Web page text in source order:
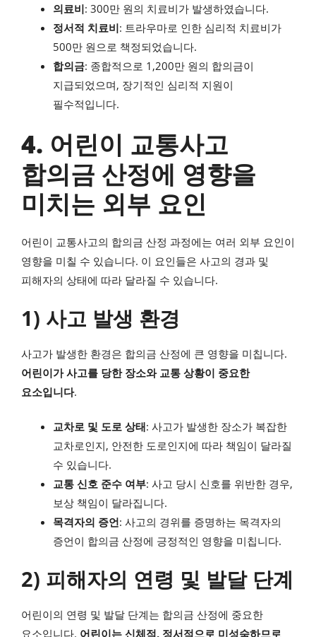
의료비: 300만 원의 치료비가 발생하였습니다.
정서적 치료비: 트라우마로 인한 심리적 치료비가
500만 원으로 책정되었습니다.
합의금: 종합적으로 1,200만 원의 합의금이
지급되었으며, 장기적인 심리적 지원이
필수적입니다.
4. 어린이 교통사고
합의금 산정에 영향을
미치는 외부 요인
어린이 교통사고의 합의금 산정 과정에는 여러 외부 요인이
영향을 미칠 수 있습니다. 이 요인들은 사고의 경과 및
피해자의 상태에 따라 달라질 수 있습니다.
1) 사고 발생 환경
사고가 발생한 환경은 합의금 산정에 큰 영향을 미칩니다.
어린이가 사고를 당한 장소와 교통 상황이 중요한
요소입니다.
교차로 및 도로 상태: 사고가 발생한 장소가 복잡한
교차로인지, 안전한 도로인지에 따라 책임이 달라질
수 있습니다.
교통 신호 준수 여부: 사고 당시 신호를 위반한 경우,
보상 책임이 달라집니다.
목격자의 증언: 사고의 경위를 증명하는 목격자의
증언이 합의금 산정에 긍정적인 영향을 미칩니다.
2) 피해자의 연령 및 발달 단계
어린이의 연령 및 발달 단계는 합의금 산정에 중요한
요소입니다. 어린이는 신체적, 정서적으로 미성숙하므로